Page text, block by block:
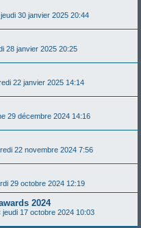
jeudi 30 janvier 2025 20:44
28 janvier 2025 20:25
22 janvier 2025 14:14
29 décembre 2024 14:16
22 novembre 2024 7:56
29 octobre 2024 12:19
2024
jeudi 17 octobre 2024 10:03